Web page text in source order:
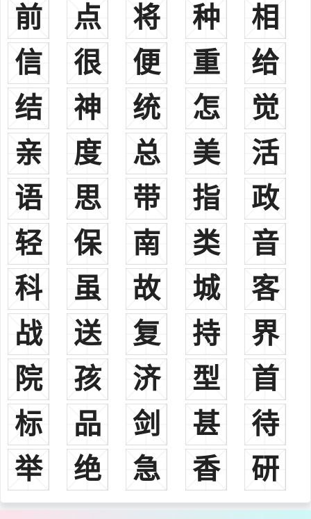
现行常见姓氏。为我国最大姓氏之一，分布很广，几遍全国各
地，今北京，河北之尚义，山东之平邑，江西之金溪，云南之陇川、
泸水、河口等地均有分布。汉、满、蒙、回、藏、苗、瑶、彝、鲜、
佤、高山、仡佬、布依、傈僳、纳西、景颇、阿昌、哈尼、锡伯、东
乡、鄂伦春等多个民族皆有此姓。《郑通志》、《续通志》、《清通
志》之《氏族略》亦俱收载。其源不一：
1、郑樵注云：“赢姓，与秦国同祖。少皡之后皆祖皋陶。皋陶十
世曰蜚廉。蜚廉二子，一曰恶来。恶来之后为秦；二曰季胜，季胜生
孟增，得幸於周成王，是为宅皋狼。皋狼生衡父。衡父生造父，为周
穆王御。穆王赐以赵城，为赵氏。世居天水，其赵宗散处者皆以国为
氏。居涿郡者，后有天下。”故赵城在今山西赵城县西南。望出天水、
南阳、金城、下邳、颍川。
2、《姓氏考略》据《汉书》注云：“汉有赵安稽，匈奴人。”安
稽，成帝时人，封昌武侯，此赵则出自匈奴族。
3、又据《旧唐书》云：“唐有赵曳夫，南蛮人。”则此赵出自唐代
南方少数民族。
4、又据《五代史》称：“赵国珍，柯蛮酋之裔。”国珍，唐代宗
时官工部尚书。牂柯，或作“牂牁”，音zāngkē，汉置郡，故地在贵州
德江县西。此赵则出牂牁一带少数民族。
5、或为刘姓所改。《续通志·氏族略·总论·冒氏》载：“五代赵延
6、又，其《总论·赐姓》又载：“赵氏，宋国姓(故当赐姓别氏)：
西夏李继棒赐姓名赵保忠、李继迁赐姓名赵保吉；神宗时州团练使穆
辰，赐姓名赵思忠；河湟羌隆赞出降，赐姓名赵怀德；西番巴沁凡卜
内附，赐姓赵氏；赵良嗣本燕人马植，易姓李，微宗赐姓赵氏；宇文
虚中谋劫二帝归宋，不克而死，开禧中赐其后姓赵氏。”则此或出自古
羌族之党项人；或出自古之河湟羌；或出自古土蕃族；或出自古鲜卑
前
点 将 种
相
信
很 便 重
给
结
神 统 怎
觉
亲
度 总 美
活
语
思 带 指
政
轻
保 南 类
音
科
虽 故 城
客
战
送 复 持
界
院
孩 济 型
首
标
品 剑 甚
待
举
绝 急 香 研